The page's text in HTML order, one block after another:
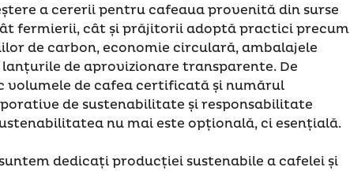
a cererii pentru cafeaua provenită din surse
fermierii, cât și prăjitorii adoptă practici precum
de carbon, economie circulară, ambalajele
de aprovizionare transparente. De
volumele de cafea certificată și numărul
de sustenabilitate și responsabilitate
nu mai este opțională, ci esențială.
dedicați producției sustenabile a cafelei și